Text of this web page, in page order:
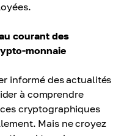
courant des
monnaie
informé des actualités
à comprendre
cryptographiques
Mais ne croyez